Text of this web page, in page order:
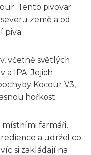
Tento pivovar
země a od
piva.
včetně světlých
a IPA. Jejich
Kocour V3,
hořkost.
místními farmáři,
a udržel co
si zakládají na